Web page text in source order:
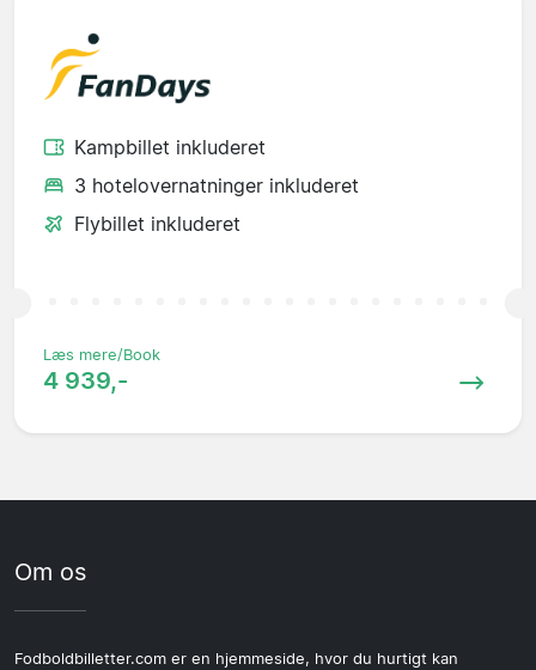
Kampbillet inkluderet
3 hotelovernatninger inkluderet
Flybillet inkluderet
Læs mere/Book
4 939,-
Om os
Fodboldbilletter.com er en hjemmeside, hvor du hurtigt kan